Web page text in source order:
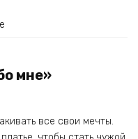
мне»
все свои мечты.